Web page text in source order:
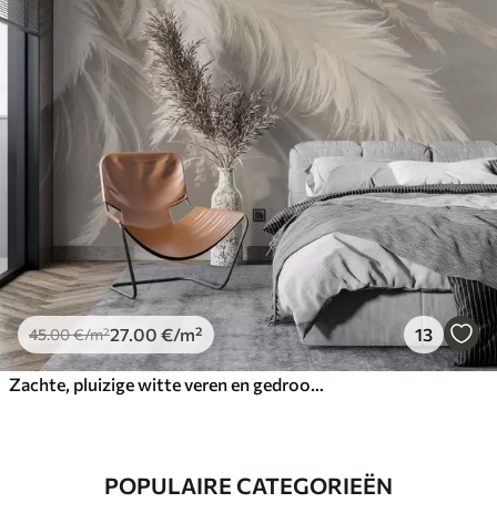
45.00€/m²27 .00 €/m² 13
POPULAIRE CATEGORIEËN